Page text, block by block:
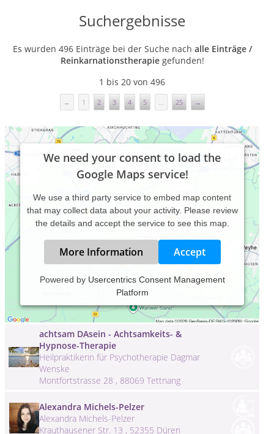
Suchergebnisse
Es wurden 496 Einträge bei der Suche nach alle Einträge /
Reinkarnationstherapiegefunden!
1 bis 20 von 496
← 1 2 3 4 5 ... 25 →
We need your consent to load the
Google Maps service!
We use a third party service to embed map content
that may collect data about your activity. Please review
the details and accept the service to see this map.
More Information Accept
Powered by Usercentrics Consent Management
Platform
361 Grad Training - Hamburg - Sandra
Fuhlsbüttler Strasse 145 , 22305 Hamburg
achtsam DAsein - Achtsamkeits- &
Hypnose-Therapie
Heilpraktikerin für Psychotherapie Dagmar
Wenske
Montfortstrasse 28 , 88069 Tettnang
Alexandra Michels-Pelzer
Alexandra Michels-Pelzer
Krauthausener Str. 13 , 52355 Düren